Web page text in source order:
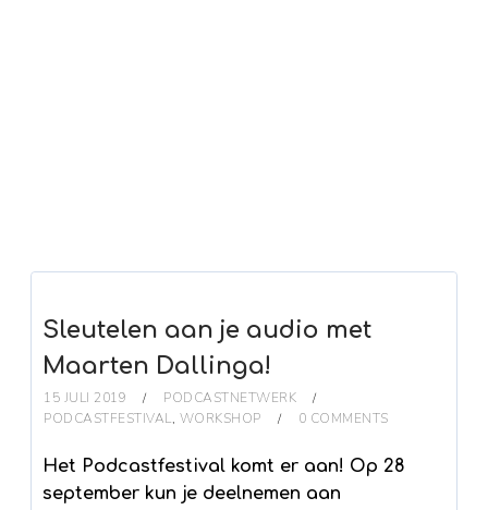
Sleutelen aan je audio met
Maarten Dallinga!
15 JULI 2019
PODCASTNETWERK
PODCASTFESTIVAL, WORKSHOP 0 COMMENTS
Het Podcastfestival komt er aan! Op 28
september kun je deelnemen aan